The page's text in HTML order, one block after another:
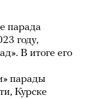
парада
году,
В итоге его
парады
Курске